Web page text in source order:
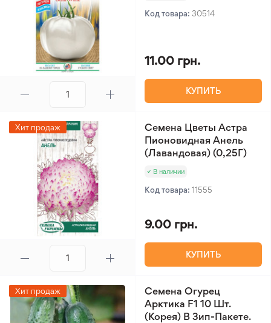
Код товара: 30514
11.00 грн.
КУПИТЬ
Хит продаж
Семена Цветы Астра
Пионовидная Анель
(Лавандовая) (0,25Г)
В наличии
Код товара: 11555
9.00 грн.
КУПИТЬ
Хит продаж
Семена Огурец
Арктика F1 10 Шт.
(Корея) В Зип-Пакете.